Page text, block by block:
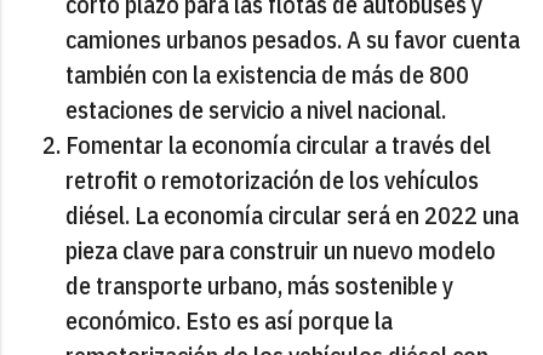
camiones urbanos pesados. A su favor cuenta
también con la existencia de más de 800
estaciones de servicio a nivel nacional.
Fomentar la economía circular a través del
retrofit o remotorización de los vehículos
diésel. La economía circular será en 2022 una
pieza clave para construir un nuevo modelo
de transporte urbano, más sostenible y
económico. Esto es así porque la